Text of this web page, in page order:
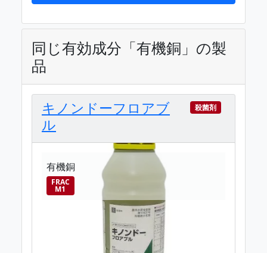
同じ有効成分「有機銅」の製
品
キノンドーフロアブ
ル
殺菌剤
有機銅
FRAC
M1